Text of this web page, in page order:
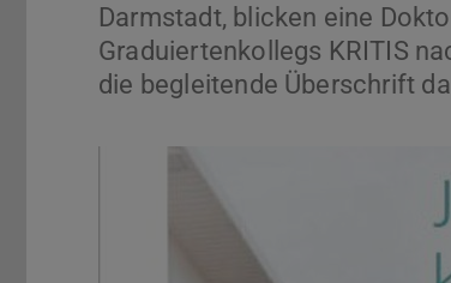
Darmstadt, blicken eine
Graduiertenkollegs KRITIS
die begleitende Überschrift